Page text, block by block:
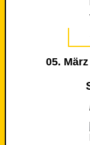
05.